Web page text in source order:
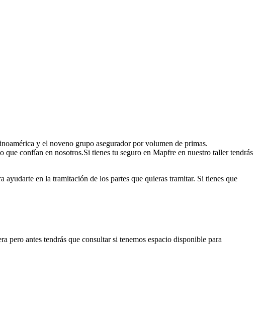
y el noveno grupo asegurador por volumen de primas.
confían en nosotros.Si tienes tu seguro en Mapfre en nuestro taller tendrás
en la tramitación de los partes que quieras tramitar. Si tienes que
pero antes tendrás que consultar si tenemos espacio disponible para